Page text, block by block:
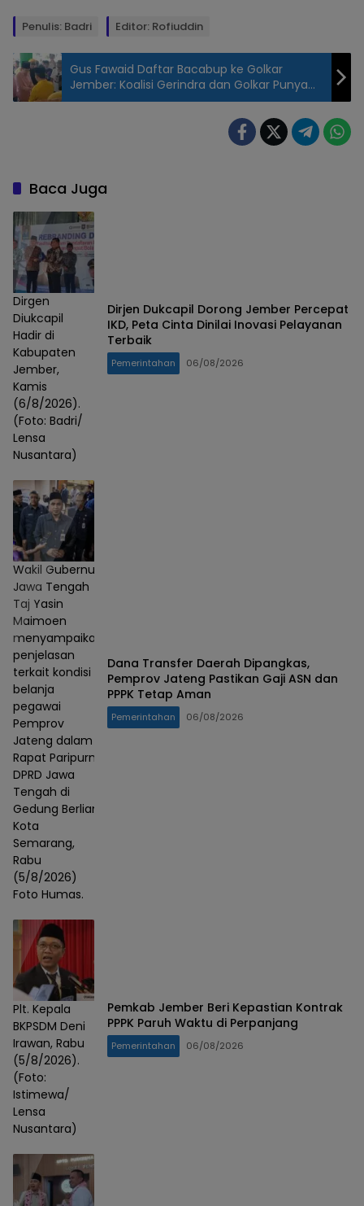
Penulis: Badri Editor: Rofiuddin
Gus Fawaid Daftar Bacabup ke Golkar
Jember: Koalisi Gerindra dan Golkar Punya
Kesamaan
Baca Juga
Dirgen
Diukcapil
Hadir di
Kabupaten
Jember,
Kamis
(6/8/2026).
(Foto: Badri/
Lensa
Nusantara)
Dirjen Dukcapil Dorong Jember Percepat
IKD, Peta Cinta Dinilai Inovasi Pelayanan
Terbaik
Pemerintahan 06/08/2026
Wakil Gubernur
Jawa Tengah
Taj Yasin
Maimoen
menyampaikan
penjelasan
terkait kondisi
belanja
pegawai
Pemprov
Jateng dalam
Rapat Paripurna
DPRD Jawa
Tengah di
Gedung Berlian,
Kota
Semarang,
Rabu
(5/8/2026)
Foto Humas.
Dana Transfer Daerah Dipangkas,
Pemprov Jateng Pastikan Gaji ASN dan
PPPK Tetap Aman
Pemerintahan 06/08/2026
Plt. Kepala
BKPSDM Deni
Irawan, Rabu
(5/8/2026).
(Foto:
Istimewa/
Lensa
Nusantara)
Pemkab Jember Beri Kepastian Kontrak
PPPK Paruh Waktu di Perpanjang
Pemerintahan 06/08/2026